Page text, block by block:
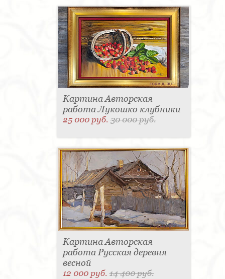
Картина Авторская
работа Лукошко клубники
25 000 руб.30 000 руб.
Картина Авторская
работа Русская деревня
весной
12 000 руб.14 400 руб.